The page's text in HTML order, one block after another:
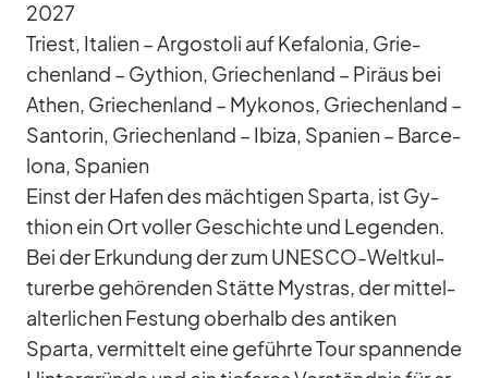
2027
Tri­est, Ita­lien – Ar­gos­toli auf Ke­fa­lo­nia, Grie­
chen­land – Gy­thion, Grie­chen­land – Pi­räus bei
Athen, Grie­chen­land – My­ko­nos, Grie­chen­land –
San­to­rin, Grie­chen­land – Ibiza, Spa­nien – Bar­ce­
lona, Spa­nien
Einst der Ha­fen des mäch­ti­gen Sparta, ist Gy­
thion ein Ort vol­ler Ge­schichte und Le­gen­den.
Bei der Er­kun­dung der zum UNESCO-Welt­kul­
tur­erbe ge­hö­ren­den Stätte Mystras, der mit­tel­
al­ter­li­chen Fes­tung ober­halb des an­ti­ken
Sparta, ver­mit­telt eine ge­führte Tour span­nende